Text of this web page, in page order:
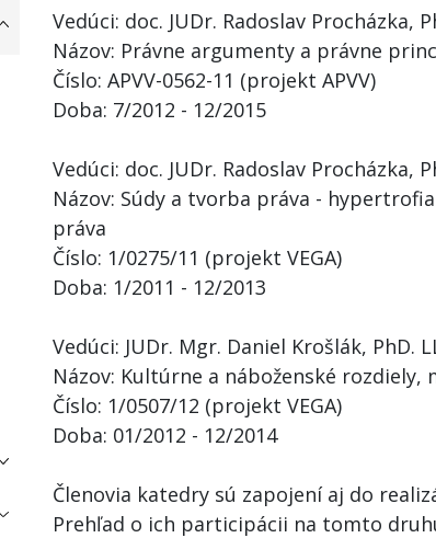
Vedúci: doc. JUDr. Radoslav Procházka,
Názov: Právne argumenty a právne
Číslo: APVV-0562-11 (projekt APVV)
Doba: 7/2012 - 12/2015
Vedúci: doc. JUDr. Radoslav Procházka,
Názov: Súdy a tvorba práva -
práva
Číslo: 1/0275/11 (projekt VEGA)
Doba: 1/2011 - 12/2013
Vedúci: JUDr. Mgr. Daniel Krošlák, PhD.
Názov: Kultúrne a náboženské rozdiely,
Číslo: 1/0507/12 (projekt VEGA)
Doba: 01/2012 - 12/2014
Členovia katedry sú zapojení aj do
Prehľad o ich participácii na tomto